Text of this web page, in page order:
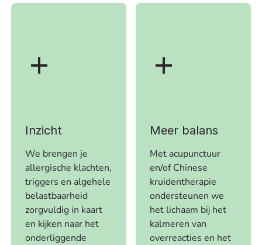
Inzicht
We brengen je
allergische klachten,
triggers en algehele
belastbaarheid
zorgvuldig in kaart
en kijken naar het
onderliggende
Meer balans
Met acupunctuur
en/of Chinese
kruidentherapie
ondersteunen we
het lichaam bij het
kalmeren van
overreacties en het